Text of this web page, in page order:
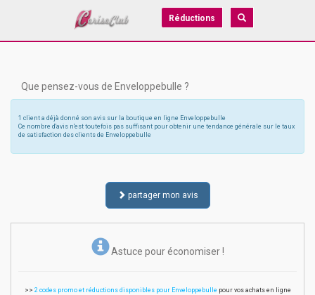
Réductions
Que pensez-vous de Enveloppebulle ?
1 client a déjà donné son avis sur la boutique en ligne Enveloppebulle
Ce nombre d'avis n'est toutefois pas suffisant pour obtenir une tendance générale sur le taux
de satisfaction des clients de Enveloppebulle
partager mon avis
Astuce pour économiser !
>> 2 codes promo et réductions disponibles pour Enveloppebulle pour vos achats en ligne